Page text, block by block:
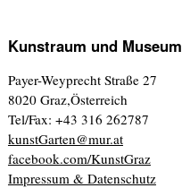
Kunstraum und Museum
Payer-Weyprecht Straße 27
8020 Graz,Österreich
Tel/Fax: +43 316 262787
kunstGarten@mur.at
facebook.com/KunstGraz
Impressum & Datenschutz